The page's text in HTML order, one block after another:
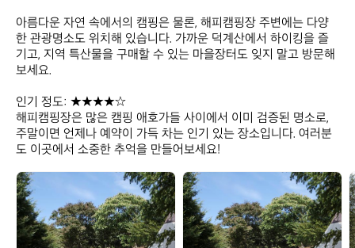
아름다운 자연 속에서의 캠핑은 물론, 해피캠핑장 주변에는 다양
한 관광명소도 위치해 있습니다. 가까운 덕계산에서 하이킹을 즐
기고, 지역 특산물을 구매할 수 있는 마을장터도 잊지 말고 방문해
보세요.
인기 정도: ★★★★☆
해피캠핑장은 많은 캠핑 애호가들 사이에서 이미 검증된 명소로,
주말이면 언제나 예약이 가득 차는 인기 있는 장소입니다. 여러분
도 이곳에서 소중한 추억을 만들어보세요!
해
피
캠
핑
장
해
피
캠
핑
장